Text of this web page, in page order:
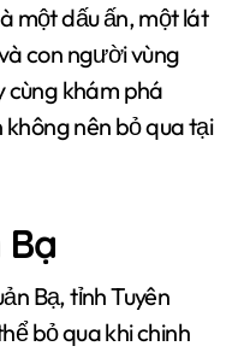
một dấu ấn, một lát
con người vùng
cùng khám phá
nên bỏ qua tại
Bạ
Bạ, tỉnh Tuyên
bỏ qua khi chinh